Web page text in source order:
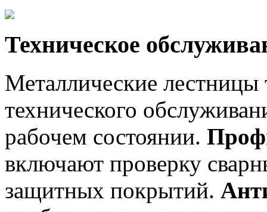
Техническое
Металлические лестницы
технического
рабочем состоянии.
включают проверку
защитных покрытий.